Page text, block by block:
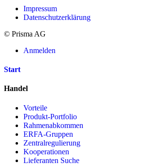
Impressum
Datenschutzerklärung
© Prisma AG
Anmelden
Start
Handel
Vorteile
Produkt-Portfolio
Rahmenabkommen
ERFA-Gruppen
Zentralregulierung
Kooperationen
Lieferanten Suche